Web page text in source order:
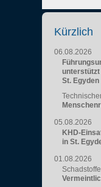
Kürzlich
06.08.2026
unterstützt
St. Egyden
05.08.2026
KHD-
in St.
01.08.2026